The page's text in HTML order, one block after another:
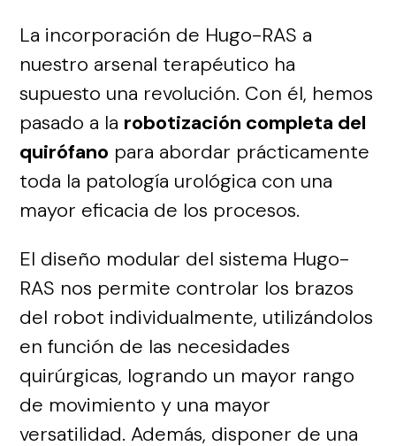
La incorporación de Hugo-RAS a
nuestro arsenal terapéutico ha
supuesto una revolución. Con él, hemos
pasado a la robotización completa del
quirófano para abordar prácticamente
toda la patología urológica con una
mayor eficacia de los procesos.
El diseño modular del sistema Hugo-
RAS nos permite controlar los brazos
del robot individualmente, utilizándolos
en función de las necesidades
quirúrgicas, logrando un mayor rango
de movimiento y una mayor
versatilidad. Además, disponer de una